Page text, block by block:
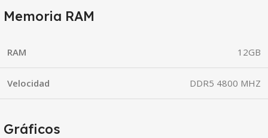
Memoria RAM
RAM 12GB
Velocidad DDR5 4800 MHZ
Gráficos